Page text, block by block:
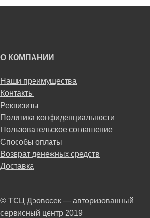
О КОМПАНИИ
Наши преимущества
Контакты
Реквизиты
Политика конфиденциальности
Пользовательское соглашение
Способы оплаты
Возврат денежных средств
Доставка
© ТСЦ Дровосек — авторизованный
сервисный центр 2019